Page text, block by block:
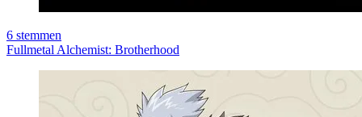
6 stemmen
Fullmetal Alchemist: Brotherhood